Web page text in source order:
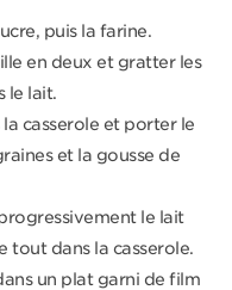
puis la farine.
en deux et gratter les
le lait.
casserole et porter le
et la gousse de
le lait
tout dans la casserole.
un plat garni de film